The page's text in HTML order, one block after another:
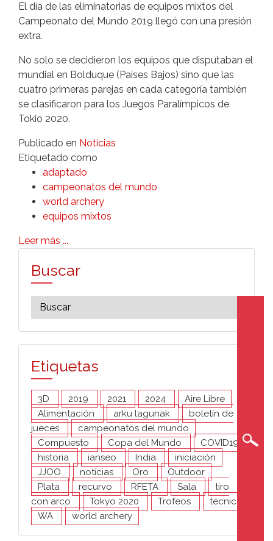
El día de las eliminatorias de equipos mixtos del
Campeonato del Mundo 2019 llegó con una presión
extra.
No solo se decidieron los equipos que disputaban el
mundial en Bolduque (Países Bajos) sino que las
cuatro primeras parejas en cada categoría también
se clasificaron para los Juegos Paralímpicos de
Tokio 2020.
Publicado en Noticias
Etiquetado como
adaptado
campeonatos del mundo
world archery
equipos mixtos
Leer más ...
Buscar
Etiquetas
3D 2019 2021 2024
Aire Libre
Alimentación
arku lagunak
boletín de
jueces
campeonatos del mundo
Compuesto
Copa del Mundo
COVID19
historia
ianseo India
iniciación
JJOO
noticias Oro
Outdoor
Plata
recurvo RFETA Sala
tiro
con arco
Tokyo 2020 Trofeos
técnica
WA
world archery